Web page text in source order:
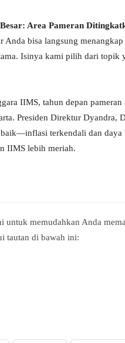
Area Pameran
bisa langsung
Isinya kami pilih dari topik
IIMS, tahun depan
Presiden Direktur Dyandra,
terkendali dan
IIMS lebih meriah.
memudahkan Anda
tautan di bawah ini: